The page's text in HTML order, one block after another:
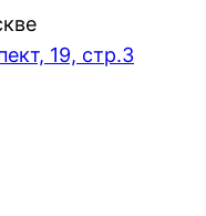
19, стр.3